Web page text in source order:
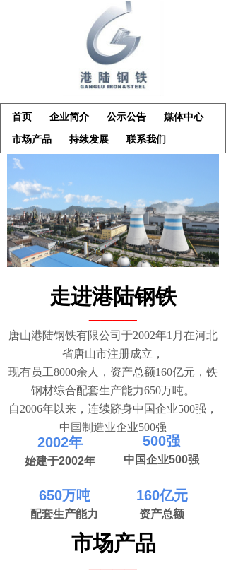
首页 企业简介 公示公告
媒体中心
市场产品
持续发展 联系我们
走进港陆钢铁
____
唐山港陆钢铁有限公司于2002年1月在河北
省唐山市注册成立，
现有员工8000余人，资产总额160亿元，铁
钢材综合配套生产能力650万吨。
自2006年以来，连续跻身中国企业500强，
中国制造业企业500强
500强
中国企业500强
2002年
始建于2002年
650万吨
配套生产能力
160亿元
资产总额
市场产品
____